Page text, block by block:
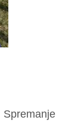
Spremanje